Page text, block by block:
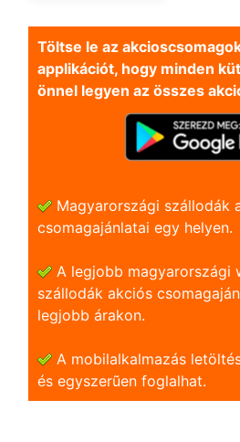
Töltse le az
applikációt, hogy minden
önnel legyen az összes
Magyarországi szállodák
csomagajánlatai egy helyen.
A legjobb magyarországi
szállodák akciós
legjobb árakon.
A mobilalkalmazás
és egyszerũen foglalhat.